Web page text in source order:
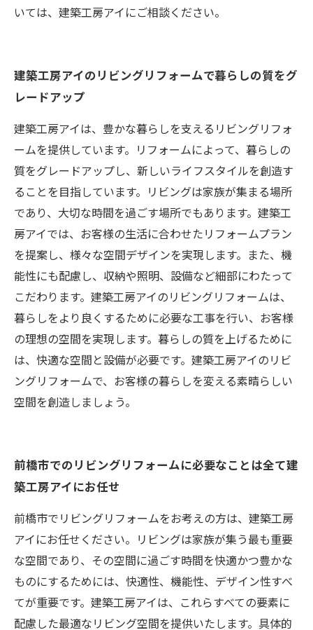
いては、建築工房アイにご相談ください。
建築工房アイのリビングリフォームで暮らしの質をグ
レードアップ
建築工房アイは、豊かな暮らしを支えるリビングリフォ
ームを提供しています。リフォームによって、暮らしの
質をグレードアップし、新しいライフスタイルを創造す
ることを目指しています。リビングは家族が集まる場所
であり、大切な時間を過ごす場所でもあります。建築工
房アイでは、お客様の生活に合わせたリフォームプラン
を提案し、様々な空間デザインを実現します。また、機
能性にも配慮し、収納や照明、設備など細部にわたって
こだわります。建築工房アイのリビングリフォームは、
暮らしをより良くするために必要な工事を行い、お客様
の理想の空間を実現します。暮らしの質を上げるために
は、快適な空間と設備が必要です。建築工房アイのリビ
ングリフォームで、お客様の暮らしを変える素晴らしい
空間を創造しましょう。
前橋市でのリビングリフォームに必要なことは全て建
築工房アイにお任せ
前橋市でリビングリフォームをお考えの方は、建築工房
アイにお任せください。リビングは家族が集う最も重要
な空間であり、その空間に過ごす時間を快適かつ豊かな
ものにするためには、快適性、機能性、デザイン性すべ
てが重要です。建築工房アイは、これらすべての要素に
配慮した最適なリビング空間を提供いたします。具体的